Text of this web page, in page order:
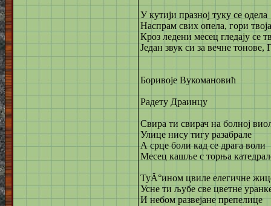
У кутији празној туку се одела
Наспрам свих опела, гори
Кроз ледени месец гледају се
Један звук си за вечне тонове,
Боривоје Вукомановић
Радету Драинцу
Свира ти свирач на болној
Улице нису тигу разабрале
А срце боли кад се драга воли
Месец кашље с торња
ТуĂ°ином цвиле елегичне
Усне ти љубе све цветне
И небом развејане препелице